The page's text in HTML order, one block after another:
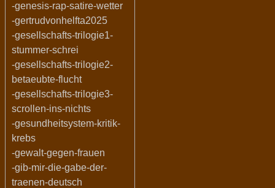
-genesis-rap-satire-wetter
-gertrudvonhelfta2025
-gesellschafts-trilogie1-
stummer-schrei
-gesellschafts-trilogie2-
betaeubte-flucht
-gesellschafts-trilogie3-
scrollen-ins-nichts
-gesundheitsystem-kritik-
krebs
-gewalt-gegen-frauen
-gib-mir-die-gabe-der-
traenen-deutsch